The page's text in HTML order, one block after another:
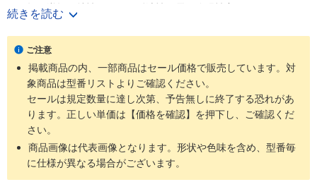
・正転／逆転の特性が同一で耐油性、電気絶縁性良。
・ハブ内径ホール加工によってバランシングを最適化。
【用途】
・伝動機器、位置制御・ポジショニングテーブル、ロボットシステ
ム、医療機器、サーボモーターに最適。
続きを読む
ご注意
掲載商品の内、一部商品はセール価格で販売しています。対
象商品は型番リストよりご確認ください。
セールは規定数量に達し次第、予告無しに終了する恐れがあ
ります。正しい単価は【価格を確認】を押下し、ご確認くだ
さい。
商品画像は代表画像となります。形状や色味を含め、型番毎
に仕様が異なる場合がございます。